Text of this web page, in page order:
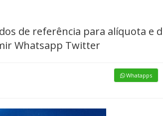
de referência para alíquota e
Whatsapp Twitter
Whatapps